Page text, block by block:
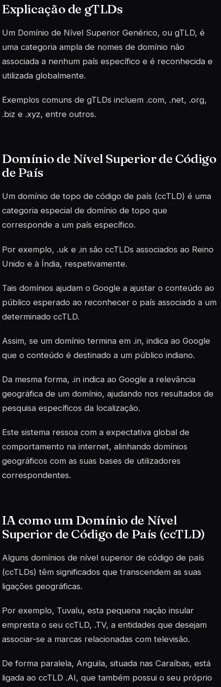
Explicação de gTLDs
Um Domínio de Nível Superior Genérico, ou gTLD, é
uma categoria ampla de nomes de domínio não
associada a nenhum país específico e é reconhecida e
utilizada globalmente.
Exemplos comuns de gTLDs incluem .com, .net, .org,
.biz e .xyz, entre outros.
Domínio de Nível Superior de Código
de País
Um domínio de topo de código de país (ccTLD) é uma
categoria especial de domínio de topo que
corresponde a um país específico.
Por exemplo, .uk e .in são ccTLDs associados ao Reino
Unido e à Índia, respetivamente.
Tais domínios ajudam o Google a ajustar o conteúdo ao
público esperado ao reconhecer o país associado a um
determinado ccTLD.
Assim, se um domínio termina em .in, indica ao Google
que o conteúdo é destinado a um público indiano.
Da mesma forma, .in indica ao Google a relevância
geográfica de um domínio, ajudando nos resultados de
pesquisa específicos da localização.
Este sistema ressoa com a expectativa global de
comportamento na internet, alinhando domínios
geográficos com as suas bases de utilizadores
correspondentes.
IA como um Domínio de Nível
Superior de Código de País (ccTLD)
Alguns domínios de nível superior de código de país
(ccTLDs) têm significados que transcendem as suas
ligações geográficas.
Por exemplo, Tuvalu, esta pequena nação insular
empresta o seu ccTLD, .TV, a entidades que desejam
associar-se a marcas relacionadas com televisão.
De forma paralela, Anguila, situada nas Caraíbas, está
ligada ao ccTLD .AI, que também possui o seu próprio